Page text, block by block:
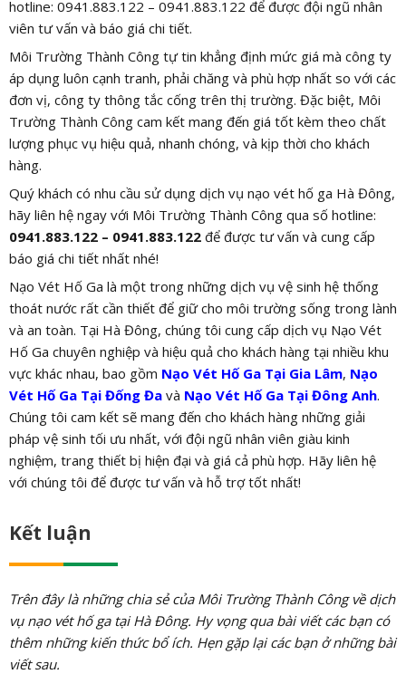
hotline: 0941.883.122 – 0941.883.122 để được đội ngũ nhân
viên tư vấn và báo giá chi tiết.
Môi Trường Thành Công tự tin khẳng định mức giá mà công ty
áp dụng luôn cạnh tranh, phải chăng và phù hợp nhất so với các
đơn vị, công ty thông tắc cống trên thị trường. Đặc biệt, Môi
Trường Thành Công cam kết mang đến giá tốt kèm theo chất
lượng phục vụ hiệu quả, nhanh chóng, và kịp thời cho khách
hàng.
Quý khách có nhu cầu sử dụng dịch vụ nạo vét hố ga Hà Đông,
hãy liên hệ ngay với Môi Trường Thành Công qua số hotline:
0941.883.122 – 0941.883.122 để được tư vấn và cung cấp
báo giá chi tiết nhất nhé!
Nạo Vét Hố Ga là một trong những dịch vụ vệ sinh hệ thống
thoát nước rất cần thiết để giữ cho môi trường sống trong lành
và an toàn. Tại Hà Đông, chúng tôi cung cấp dịch vụ Nạo Vét
Hố Ga chuyên nghiệp và hiệu quả cho khách hàng tại nhiều khu
vực khác nhau, bao gồm Nạo Vét Hố Ga Tại Gia Lâm, Nạo
Vét Hố Ga Tại Đống Đa và Nạo Vét Hố Ga Tại Đông Anh.
Chúng tôi cam kết sẽ mang đến cho khách hàng những giải
pháp vệ sinh tối ưu nhất, với đội ngũ nhân viên giàu kinh
nghiệm, trang thiết bị hiện đại và giá cả phù hợp. Hãy liên hệ
với chúng tôi để được tư vấn và hỗ trợ tốt nhất!
Kết luận
Trên đây là những chia sẻ của Môi Trường Thành Công về dịch
vụ nạo vét hố ga tại Hà Đông. Hy vọng qua bài viết các bạn có
thêm những kiến thức bổ ích. Hẹn gặp lại các bạn ở những bài
viết sau.